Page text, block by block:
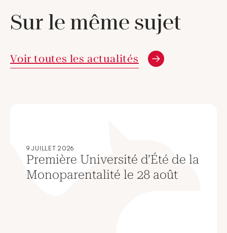
Sur le même sujet
Voir toutes les actualités
9 JUILLET 2026
Première Université d’Été de la
Monoparentalité le 28 août